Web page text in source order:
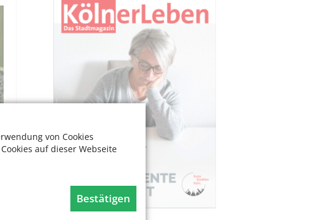
von Cookies
auf dieser Webseite
Bestätigen